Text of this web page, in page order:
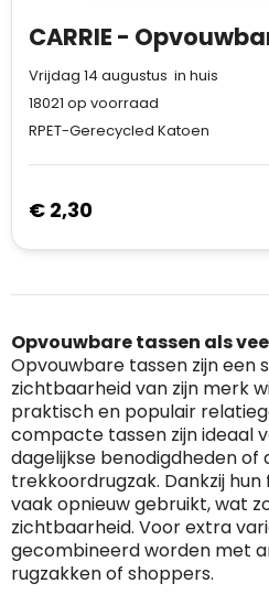
Vrijdag 14 augustus in huis
18021 op voorraad
RPET-Gerecycled Katoen
€ 2,30
Opvouwbare tassen als
Opvouwbare tassen zijn een
zichtbaarheid van zijn merk
praktisch en populair
compacte tassen zijn ideaal
dagelijkse benodigdheden of
trekkoordrugzak. Dankzij
vaak opnieuw gebruikt, wat
zichtbaarheid. Voor extra
gecombineerd worden met
rugzakken of shoppers.